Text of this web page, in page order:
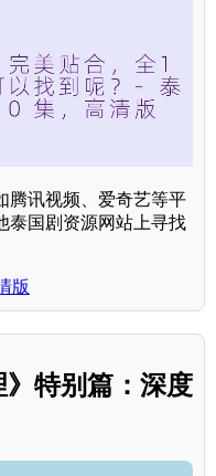
腾讯视频、爱奇艺等平
泰国剧资源网站上寻找
版
特别篇：深度